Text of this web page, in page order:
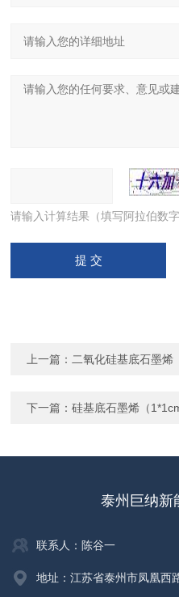
请输入计算结果（填写阿拉伯数
上一篇： 二氧化硅基底石墨烯
下一篇：硅基底石墨烯（
泰州巨纳新
联系人：陈谷一
地址：江苏省泰州市凤凰西